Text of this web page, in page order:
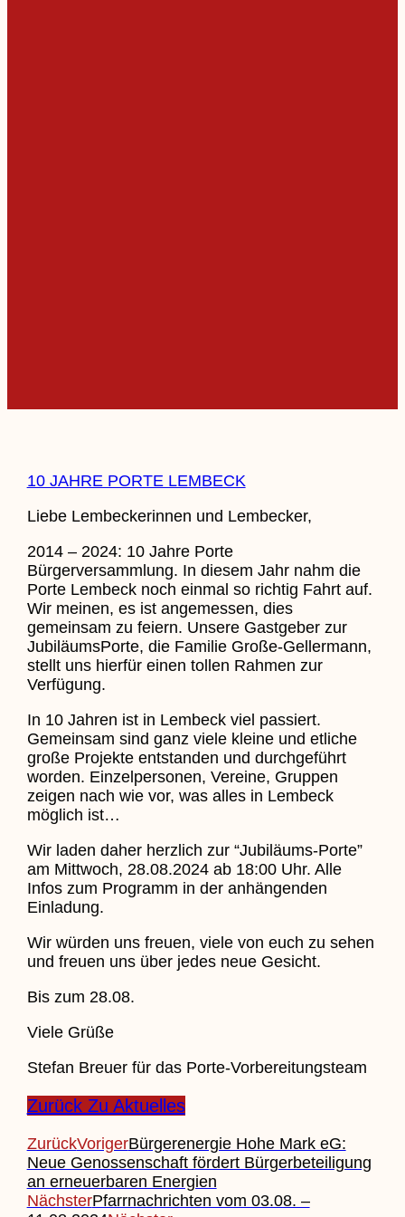
10 JAHRE PORTE LEMBECK
Liebe Lembeckerinnen und Lembecker,
2014 – 2024: 10 Jahre Porte
Bürgerversammlung. In diesem Jahr nahm die
Porte Lembeck noch einmal so richtig Fahrt auf.
Wir meinen, es ist angemessen, dies
gemeinsam zu feiern. Unsere Gastgeber zur
JubiläumsPorte, die Familie Große-Gellermann,
stellt uns hierfür einen tollen Rahmen zur
Verfügung.
In 10 Jahren ist in Lembeck viel passiert.
Gemeinsam sind ganz viele kleine und etliche
große Projekte entstanden und durchgeführt
worden. Einzelpersonen, Vereine, Gruppen
zeigen nach wie vor, was alles in Lembeck
möglich ist…
Wir laden daher herzlich zur “Jubiläums-Porte”
am Mittwoch, 28.08.2024 ab 18:00 Uhr. Alle
Infos zum Programm in der anhängenden
Einladung.
Wir würden uns freuen, viele von euch zu sehen
und freuen uns über jedes neue Gesicht.
Bis zum 28.08.
Viele Grüße
Stefan Breuer für das Porte-Vorbereitungsteam
Zurück Zu Aktuelles
ZurückVorigerBürgerenergie Hohe Mark eG:
Neue Genossenschaft fördert Bürgerbeteiligung
an erneuerbaren Energien
NächsterPfarrnachrichten vom 03.08. –